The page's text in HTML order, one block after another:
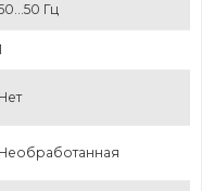
Гц
Нет
Необработанная